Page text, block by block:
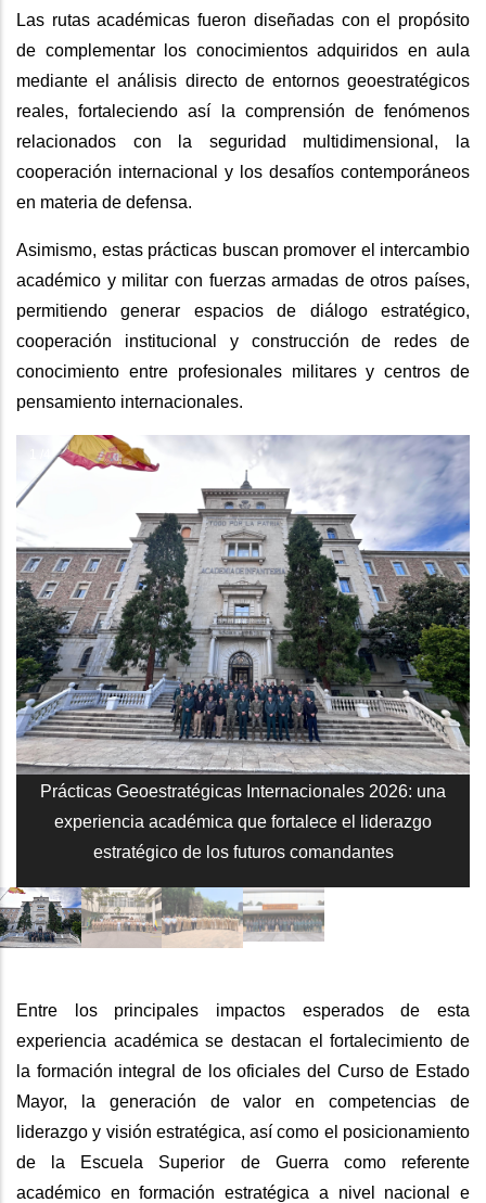
Las rutas académicas fueron diseñadas con el propósito
de complementar los conocimientos adquiridos en aula
mediante el análisis directo de entornos geoestratégicos
reales, fortaleciendo así la comprensión de fenómenos
relacionados con la seguridad multidimensional, la
cooperación internacional y los desafíos contemporáneos
en materia de defensa.
Asimismo, estas prácticas buscan promover el intercambio
académico y militar con fuerzas armadas de otros países,
permitiendo generar espacios de diálogo estratégico,
cooperación institucional y construcción de redes de
conocimiento entre profesionales militares y centros de
pensamiento internacionales.
Prácticas Geoestratégicas Internacionales 2026: una
experiencia académica que fortalece el liderazgo
estratégico de los futuros comandantes
Entre los principales impactos esperados de esta
experiencia académica se destacan el fortalecimiento de
la formación integral de los oficiales del Curso de Estado
Mayor, la generación de valor en competencias de
liderazgo y visión estratégica, así como el posicionamiento
de la Escuela Superior de Guerra como referente
académico en formación estratégica a nivel nacional e